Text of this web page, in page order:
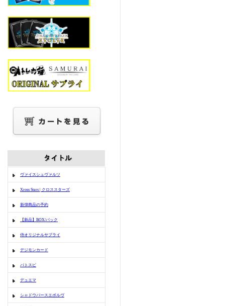
ヴァイスシュヴァルツ
Xross Stars | クロススターズ
新弾商品の予約
【新品】BOX/パック
侍オリジナルサプライ
デジモンカード
バトスピ
デュエマ
シャドウバースエボルヴ